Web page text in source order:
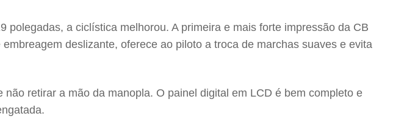
a ciclística melhorou. A primeira e mais forte impressão da CB
deslizante, oferece ao piloto a troca de marchas suaves e evita
retirar a mão da manopla. O painel digital em LCD é bem completo e